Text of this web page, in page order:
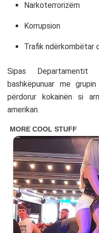
Narkoterrorizëm
Korrupsion
Trafik ndërkombëtar
Sipas
bashkëpunuar me
përdorur kokainën si
amerikan.